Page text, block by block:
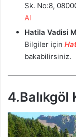
Sk. No:8,
Al
Hatila Vadisi
Bilgiler için
bakabilirsiniz.
4.Balıkgöl